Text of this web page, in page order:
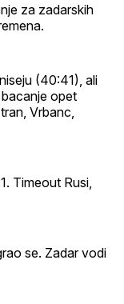
za zadarskih
(40:41), ali
opet
Vrbanc,
Timeout Rusi,
se. Zadar vodi